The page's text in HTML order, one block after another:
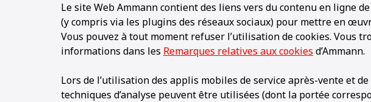
Le site Web Ammann contient des liens vers du contenu en ligne
(y compris via les plugins des réseaux sociaux) pour mettre en
Vous pouvez à tout moment refuser l’utilisation de cookies. Vous
informations dans les Remarques relatives aux cookies d’Ammann.
Lors de l’utilisation des applis mobiles de service après-vente et de
techniques d’analyse peuvent être utilisées (dont la portée